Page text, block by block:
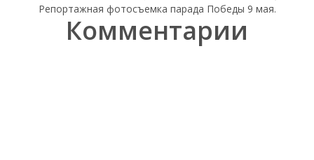
Комментарии